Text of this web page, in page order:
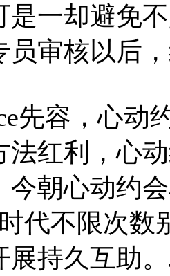
是一却避免
员审核以后
先容，心动
法红利，心
今朝心动约
代不限次数
展持久互助